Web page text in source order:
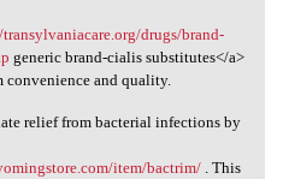
drugs/brand-
generic brand-cialis substitutes</a>
convenience and quality.
relief from bacterial infections by
item/bactrim/. This